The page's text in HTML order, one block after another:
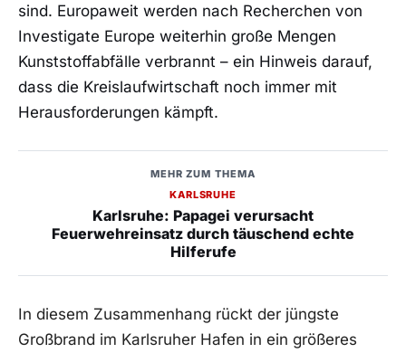
sind. Europaweit werden nach Recherchen von
Investigate Europe weiterhin große Mengen
Kunststoffabfälle verbrannt – ein Hinweis darauf,
dass die Kreislaufwirtschaft noch immer mit
Herausforderungen kämpft.
MEHR ZUM THEMA
KARLSRUHE
Karlsruhe: Papagei verursacht
Feuerwehreinsatz durch täuschend echte
Hilferufe
In diesem Zusammenhang rückt der jüngste
Großbrand im Karlsruher Hafen in ein größeres